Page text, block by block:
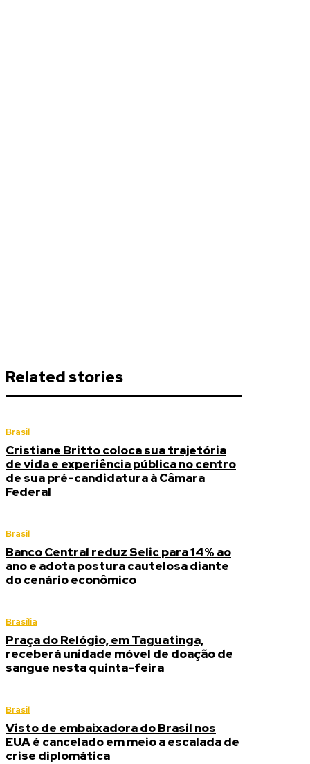
Related stories
Brasil
Cristiane Britto coloca sua trajetória
de vida e experiência pública no centro
de sua pré-candidatura à Câmara
Federal
Brasil
Banco Central reduz Selic para 14% ao
ano e adota postura cautelosa diante
do cenário econômico
Brasília
Praça do Relógio, em Taguatinga,
receberá unidade móvel de doação de
sangue nesta quinta-feira
Brasil
Visto de embaixadora do Brasil nos
EUA é cancelado em meio a escalada de
crise diplomática